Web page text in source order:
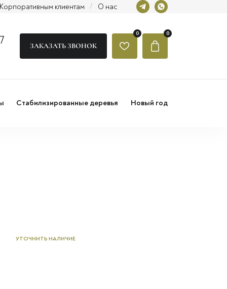
клиентам / О нас
ЗАКАЗАТЬ ЗВОНОК
0 0
Стабилизированные деревья Новый год
УТОЧНИТЬ НАЛИЧИЕ